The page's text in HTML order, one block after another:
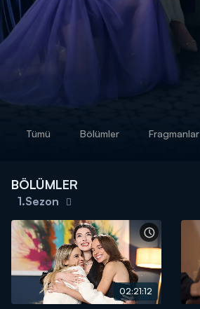
Tümü Bölümler Fragmanlar
BÖLÜMLER
1.Sezon
02:21:12